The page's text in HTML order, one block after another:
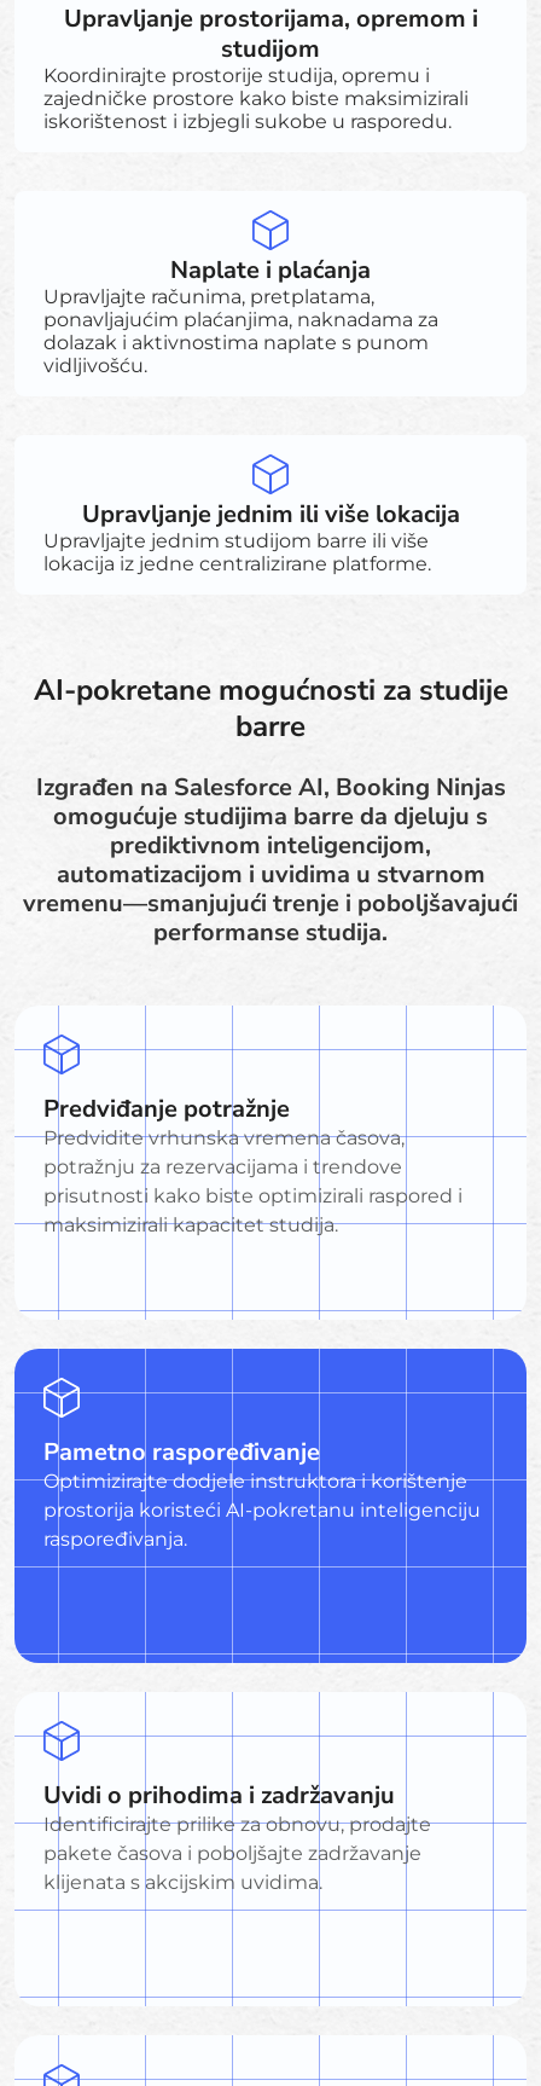
Upravljanje prostorijama, opremom i
studijom
Koordinirajte prostorije studija, opremu i
zajedničke prostore kako biste maksimizirali
iskorištenost i izbjegli sukobe u rasporedu.
Naplate i plaćanja
Upravljajte računima, pretplatama,
ponavljajućim plaćanjima, naknadama za
dolazak i aktivnostima naplate s punom
vidljivošću.
Upravljanje jednim ili više lokacija
Upravljajte jednim studijom barre ili više
lokacija iz jedne centralizirane platforme.
AI-pokretane mogućnosti za studije
barre
Izgrađen na Salesforce AI, Booking Ninjas
omogućuje studijima barre da djeluju s
prediktivnom inteligencijom,
automatizacijom i uvidima u stvarnom
vremenu—smanjujući trenje i poboljšavajući
performanse studija.
Predviđanje potražnje
Predvidite vrhunska vremena časova,
potražnju za rezervacijama i trendove
prisutnosti kako biste optimizirali raspored i
maksimizirali kapacitet studija.
Pametno raspoređivanje
Optimizirajte dodjele instruktora i korištenje
prostorija koristeći AI-pokretanu inteligenciju
raspoređivanja.
Uvidi o prihodima i zadržavanju
Identificirajte prilike za obnovu, prodajte
pakete časova i poboljšajte zadržavanje
klijenata s akcijskim uvidima.